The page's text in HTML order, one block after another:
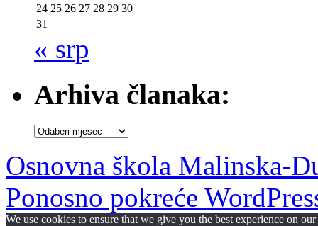
24 25 26 27 28 29 30
31
« srp
Arhiva članaka:
Arhiva
Osnovna škola Malinska-
Ponosno pokreće
We use cookies to ensure that we give you the best experience on